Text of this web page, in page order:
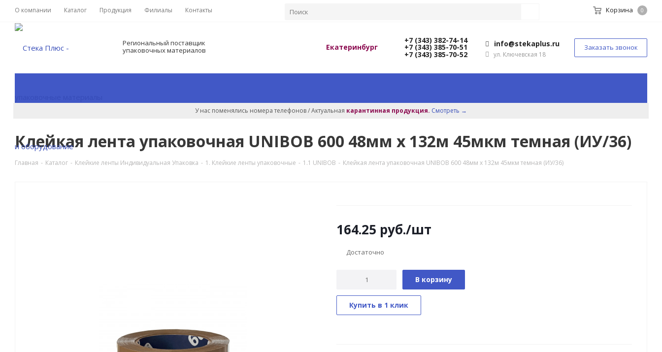
О компании Каталог Продукция Филиалы Контакты Корзина 0
Региональный поставщик
упаковочных материалов
Екатеринбург
+7 (343) 382-74-14
+7 (343) 385-70-51
+7 (343) 385-70-52
info@stekaplus.ru
ул. Ключевская 18
Заказать звонок
У нас поменялись номера телефонов / Актуальная карантинная продукция. Смотреть →
Клейкая лента упаковочная UNIBOB 600 48мм х 132м 45мкм темная (ИУ/36)
Главная - Каталог - Клейкие ленты Индивидуальная Упаковка - 1. Клейкие ленты упаковочные - 1.1 UNIBOB - Клейкая лента упаковочная UNIBOB 600 48мм х 132м 45мкм темная (ИУ/36)
164.25 руб./шт
Достаточно
В корзину
Купить в 1 клик